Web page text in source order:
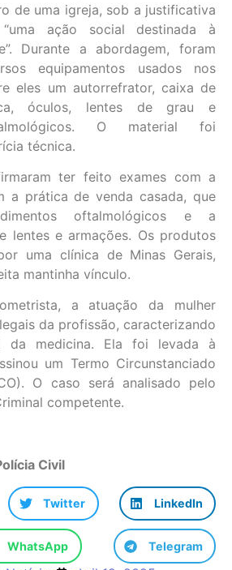
de uma igreja, sob a justificativa
ação social destinada à
Durante a abordagem, foram
equipamentos usados nos
eles um autorrefrator, caixa de
óculos, lentes de grau e
O material foi
técnica.
ter feito exames com a
a prática de venda casada, que
oftalmológicos e a
lentes e armações. Os produtos
uma clínica de Minas Gerais,
mantinha vínculo.
a atuação da mulher
da profissão, caracterizando
da medicina. Ela foi levada à
um Termo Circunstanciado
O caso será analisado pelo
competente.
Civil
Twitter LinkedIn
WhatsApp Telegram